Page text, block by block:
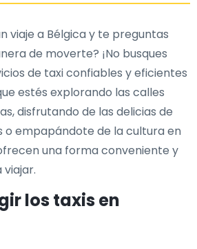
viaje a Bélgica y te preguntas
de moverte? ¡No busques
de taxi confiables y eficientes
estés explorando las calles
disfrutando de las delicias de
o empapándote de la cultura en
una forma conveniente y
los taxis en